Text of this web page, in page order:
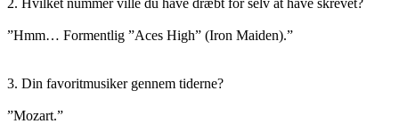
”Hmm… Formentlig ”Aces High” (Iron Maiden).”
3. Din favoritmusiker gennem tiderne?
”Mozart.”